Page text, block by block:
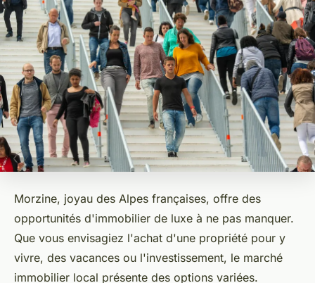
Morzine, joyau des Alpes françaises, offre des
opportunités d'immobilier de luxe à ne pas manquer.
Que vous envisagiez l'achat d'une propriété pour y
vivre, des vacances ou l'investissement, le marché
immobilier local présente des options variées.